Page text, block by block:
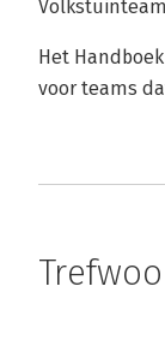
Het
voor teams